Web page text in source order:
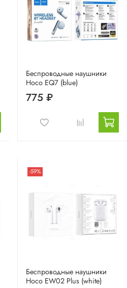
Беспроводные наушники
Hoco EQ7 (blue)
775 ₽
-59%
Беспроводные наушники
Hoco EW02 Plus (white)